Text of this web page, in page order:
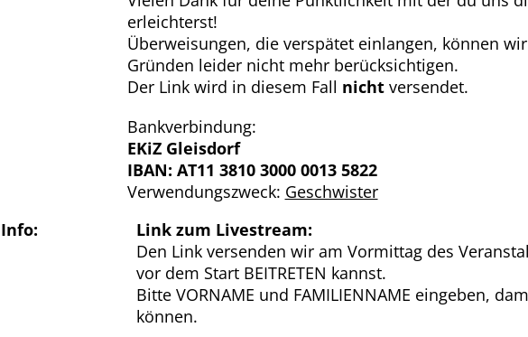
erleichterst!
Überweisungen, die verspätet einlangen, können
Gründen leider nicht mehr berücksichtigen.
Der Link wird in diesem Fall nichtversendet.
Bankverbindung:
EKiZ Gleisdorf
IBAN: AT11 3810 3000 0013 5822
Verwendungszweck: Geschwister
Info:
Link zum Livestream:
Den Link versenden wir am Vormittag des
vor dem Start BEITRETEN kannst.
Bitte VORNAME und FAMILIENNAME eingeben,
können.